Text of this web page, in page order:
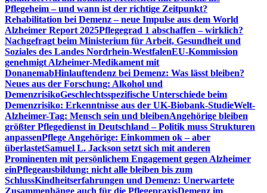
Pflegeheim – und wann ist der richtige Zeitpunkt?
Rehabilitation bei Demenz – neue Impulse aus dem World
Alzheimer Report 2025Pflegegrad 1 abschaffen – wirklich?
Nachgefragt beim Ministerium für Arbeit, Gesundheit und
Soziales des Landes Nordrhein-WestfalenEU-Kommission
genehmigt Alzheimer-Medikament mit
DonanemabHinlauftendenz bei Demenz: Was lässt bleiben?
Neues aus der Forschung: Alkohol und
DemenzrisikoGeschlechtsspezifische Unterschiede beim
Demenzrisiko: Erkenntnisse aus der UK-Biobank-StudieWelt-
Alzheimer-Tag: Mensch sein und bleibenAngehörige bleiben
größter Pflegedienst in Deutschland – Politik muss Strukturen
anpassenPflege Angehörige: Einkommen ok – aber
überlastetSamuel L. Jackson setzt sich mit anderen
Prominenten mit persönlichem Engagement gegen Alzheimer
einPflegeausbildung: nicht alle bleiben bis zum
SchlussKindheitserfahrungen und Demenz: Unerwartete
Zusammenhänge auch für die PflegepraxisDemenz im